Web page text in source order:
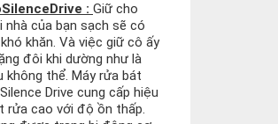
: Giữ cho
nhà của bạn sạch sẽ có
khăn. Và việc giữ cô ấy
đôi khi dường như là
không thể. Máy rửa bát
Drive cung cấp hiệu
rửa cao với độ ồn thấp.